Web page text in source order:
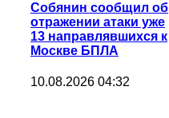
Собянин сообщил об
отражении атаки уже
13 направлявшихся к
Москве БПЛА
10.08.2026 04:32